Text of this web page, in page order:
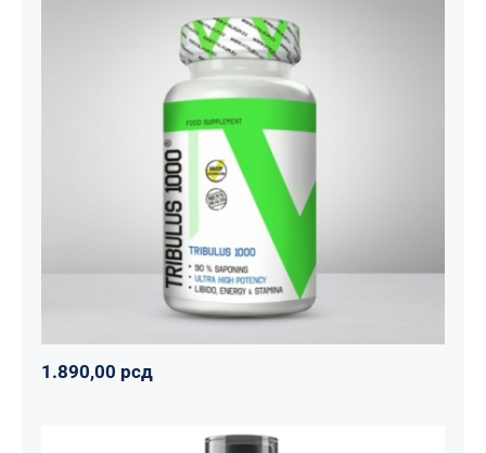
Tribulus 1000
Svi proizvodi Vitalikum
1.890,00 рсд
1.890,00 рсд